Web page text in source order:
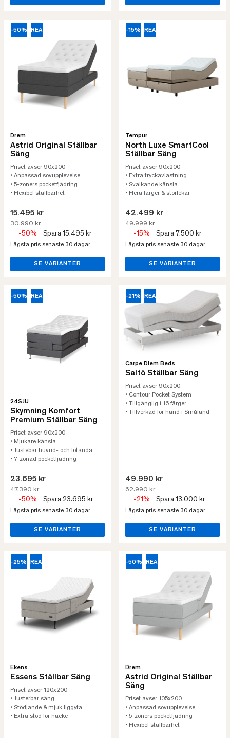
-50% REA
Drem
Astrid Original Ställbar
Säng
Priset avser 90x200
• Anpassad sovupplevelse
• 5-zoners pocketfjädring
• Flexibel ställbarhet
15.495 kr
30.990 kr
-50% Spara 15.495 kr
Lägsta pris senaste 30 dagar
SE VARIANTER
-15% REA
Tempur
North Luxe SmartCool
Ställbar Säng
Priset avser 90x200
• Extra tryckavlastning
• Svalkande känsla
• Flera färger & storlekar
42.499 kr
49.999 kr
-15% Spara 7.500 kr
Lägsta pris senaste 30 dagar
SE VARIANTER
-50% REA
24SJU
Skymning Komfort
Premium Ställbar Säng
Priset avser 90x200
• Mjukare känsla
• Justebar huvud- och fotända
• 7-zonad pocketfjädring
23.695 kr
47.390 kr
-50% Spara 23.695 kr
Lägsta pris senaste 30 dagar
SE VARIANTER
-21% REA
Carpe Diem Beds
Saltö Ställbar Säng
Priset avser 90x200
• Contour Pocket System
• Tillgänglig i 16 färger
• Tillverkad för hand i Småland
49.990 kr
62.990 kr
-21% Spara 13.000 kr
Lägsta pris senaste 30 dagar
SE VARIANTER
-25% REA
Ekens
Essens Ställbar Säng
Priset avser 120x200
• Justerbar säng
• Stödjande & mjuk liggyta
• Extra stöd för nacke
-50% REA
Drem
Astrid Original Ställbar
Säng
Priset avser 105x200
• Anpassad sovupplevelse
• 5-zoners pocketfjädring
• Flexibel ställbarhet